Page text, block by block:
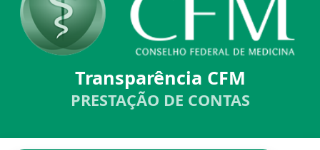
Transparência CFM
PRESTAÇÃO DE CONTAS